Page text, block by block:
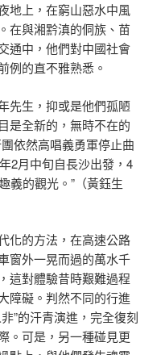
地上，在窮山惡水中風
在與湘黔滇的侗族、苗
通中，他們對中國社會
例的直不雅熟悉。
先生，抑或是他們孤陋
是全新的，無時不在的
依然高唱義勇軍停止曲
2月中旬自長沙出發，4
義的觀光。”（黃鈺生
化的方法，在高速公路
窗外一晃而過的萬水千
這對體驗昔時艱難過程
障礙。判然不同的行進
”的汗青演進，完全復刻
。可是，另一種碰見更